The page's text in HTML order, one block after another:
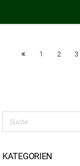
1 2 3
KATEGORIEN